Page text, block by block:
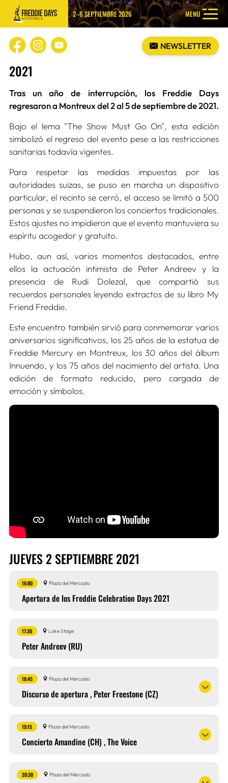
2–6 SEPTIEMBRE 2026 MENU
NEWSLETTER
2021
Tras un año de interrupción, los Freddie Days
regresaron a Montreux del 2 al 5 de septiembre de 2021.
Bajo el lema "The Show Must Go On", esta edición
simbolizó el regreso del evento pese a las restricciones
sanitarias todavía vigentes.
Para respetar las medidas impuestas por las
autoridades suizas, se puso en marcha un dispositivo
particular, el recinto se cerró, el acceso se limitó a 500
personas y se suspendieron los conciertos tradicionales.
Estos ajustes no impidieron que el evento mantuviera su
espíritu acogedor y gratuito.
Hubo, aun así, varios momentos destacados, entre
ellos la actuación intimista de Peter Andreev y la
presencia de Rudi Dolezal, que compartió sus
recuerdos personales leyendo extractos de su libro My
Friend Freddie.
Este encuentro también sirvió para conmemorar varios
aniversarios significativos, los 25 años de la estatua de
Freddie Mercury en Montreux, los 30 años del álbum
Innuendo, y los 75 años del nacimiento del artista. Una
edición de formato reducido, pero cargada de
emoción y símbolos.
JUEVES 2 SEPTIEMBRE 2021
16:00 Plaza del Mercado
Apertura de los Freddie Celebration Days 2021
17:30 Lake Stage
Peter Andreev (RU)
18:45 Plaza del Mercado
Discurso de apertura , Peter Freestone (CZ)
19:15 Plaza del Mercado
Concierto Amandine (CH) , The Voice
20:30 Plaza del Mercado